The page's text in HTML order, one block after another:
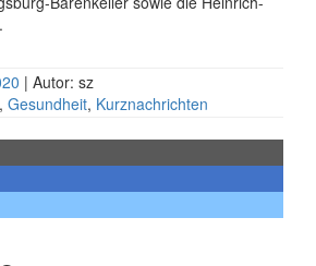
| Autor: sz
, Gesundheit, Kurznachrichten